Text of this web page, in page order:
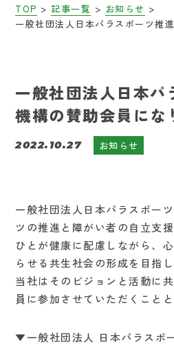
募集要項
TOP > 記事一覧 > お知らせ >
一般社団法人日本パ
機構の賛助会員にな
2022.10.27 お知らせ
一般社団法人日本パラスポー
ツの推進と障がい者の自立支
ひとが健康に配慮しながら、
らせる共生社会の形成を目指し
当社はそのビジョンと活動に
員に参加させていただくことと
▼一般社団法人 日本パラスポ